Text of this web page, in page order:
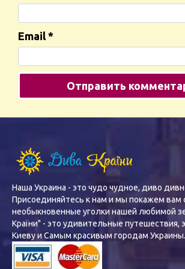
Email *
Наша Украина - это чудо чудное, диво
Присоединяйтесь к нам и мы покажем вам
необыкновенные уголки нашей любимой
Країни" - это удивительные путешествия,
Киеву и Самым красивым городам Украины.